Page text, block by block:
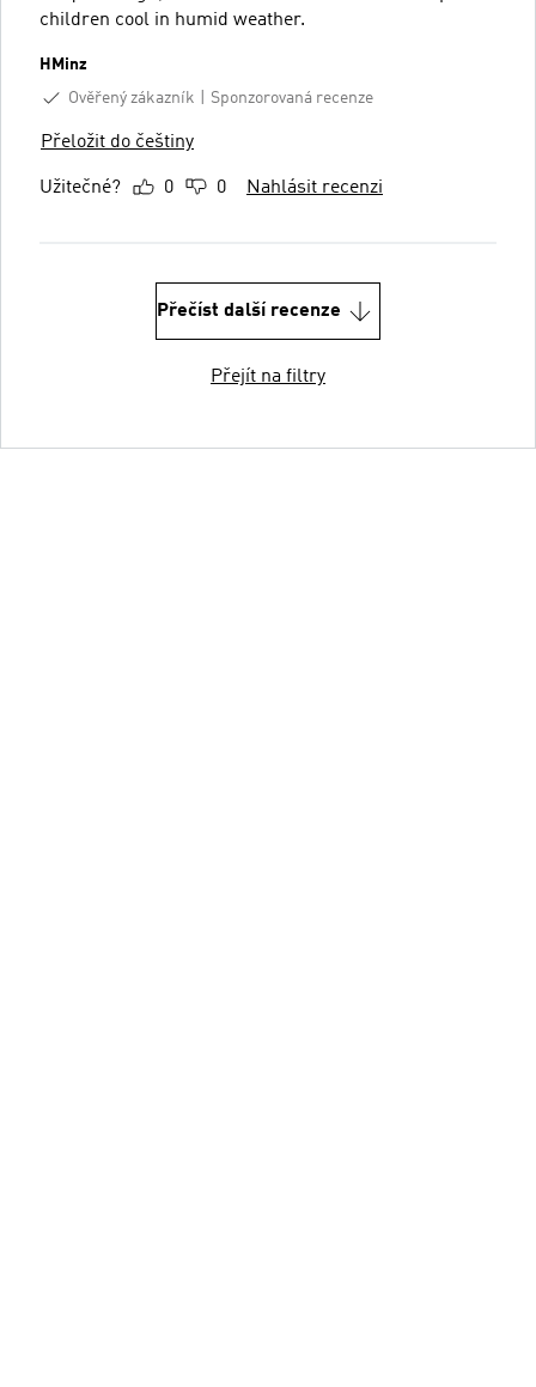
children cool in humid weather.
HMinz
Ověřený zákazník
Sponzorovaná recenze
Přeložit do češtiny
Užitečné? 0 0 Nahlásit recenzi
Přečíst další recenze
Přejít na filtry